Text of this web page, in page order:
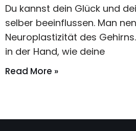
Du kannst dein Glück und
selber beeinflussen. Man
Neuroplastizität des
in der Hand, wie deine
Read More »